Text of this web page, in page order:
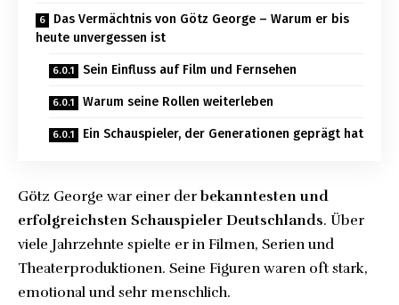
Das Vermächtnis von Götz George – Warum er bis
heute unvergessen ist
Sein Einfluss auf Film und Fernsehen
Warum seine Rollen weiterleben
Ein Schauspieler, der Generationen geprägt hat
Götz George war einer derbekanntesten und
erfolgreichsten Schauspieler Deutschlands. Über
viele Jahrzehnte spielte er in Filmen, Serien und
Theaterproduktionen. Seine Figuren waren oft stark,
emotional und sehr menschlich.